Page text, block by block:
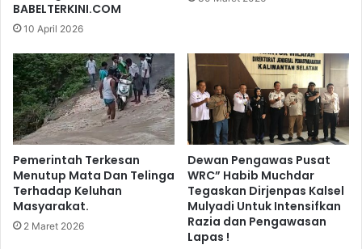
BABELTERKINI.COM
10 April 2026
Pemerintah Terkesan
Menutup Mata Dan Telinga
Terhadap Keluhan
Masyarakat.
2 Maret 2026
Dewan Pengawas Pusat
WRC” Habib Muchdar
Tegaskan Dirjenpas Kalsel
Mulyadi Untuk Intensifkan
Razia dan Pengawasan
Lapas !